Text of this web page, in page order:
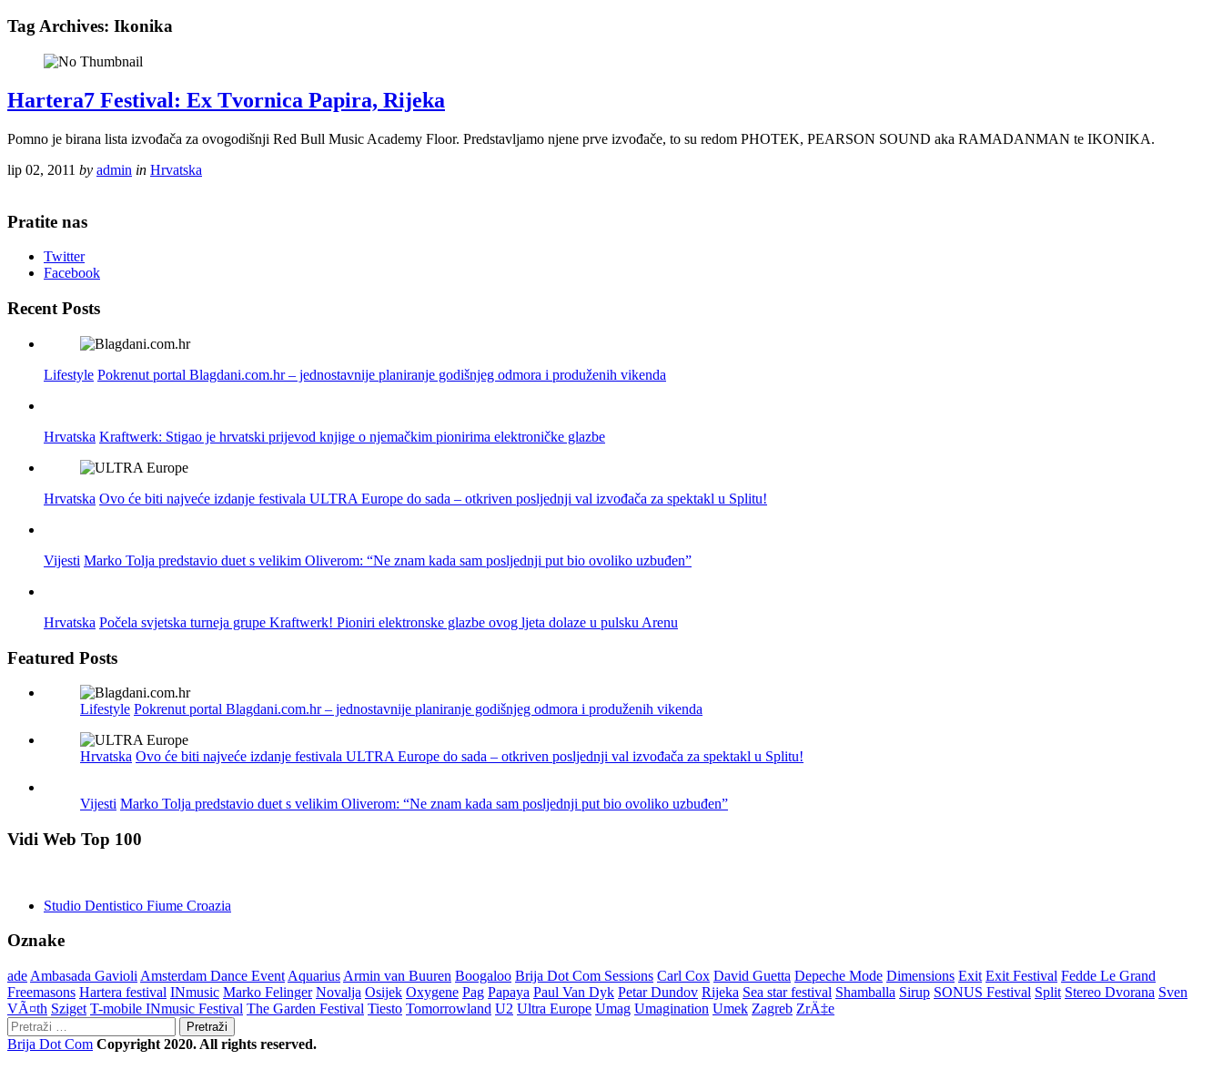
Tag Archives: Ikonika
Hartera7 Festival: Ex Tvornica Papira, Rijeka
Pomno je birana lista izvođača za ovogodišnji Red Bull Music Academy Floor. Predstavljamo njene prve izvođače, to su redom PHOTEK, PEARSON SOUND aka RAMADANMAN te IKONIKA.
lip 02, 2011 by admin in Hrvatska
Pratite nas
Twitter
Facebook
Recent Posts
Lifestyle Pokrenut portal Blagdani.com.hr – jednostavnije planiranje godišnjeg odmora i produženih vikenda
Hrvatska Kraftwerk: Stigao je hrvatski prijevod knjige o njemačkim pionirima elektroničke glazbe
Hrvatska Ovo će biti najveće izdanje festivala ULTRA Europe do sada – otkriven posljednji val izvođača za spektakl u Splitu!
Vijesti Marko Tolja predstavio duet s velikim Oliverom: “Ne znam kada sam posljednji put bio ovoliko uzbuđen”
Hrvatska Počela svjetska turneja grupe Kraftwerk! Pioniri elektronske glazbe ovog ljeta dolaze u pulsku Arenu
Featured Posts
Lifestyle Pokrenut portal Blagdani.com.hr – jednostavnije planiranje godišnjeg odmora i produženih vikenda
Hrvatska Ovo će biti najveće izdanje festivala ULTRA Europe do sada – otkriven posljednji val izvođača za spektakl u Splitu!
Vijesti Marko Tolja predstavio duet s velikim Oliverom: “Ne znam kada sam posljednji put bio ovoliko uzbuđen”
Vidi Web Top 100
Studio Dentistico Fiume Croazia
Oznake
ade Ambasada Gavioli Amsterdam Dance Event Aquarius Armin van Buuren Boogaloo Brija Dot Com Sessions Carl Cox David Guetta Depeche Mode Dimensions Exit Exit Festival Fedde Le Grand
Freemasons Hartera festival INmusic Marko Felinger Novalja Osijek Oxygene Pag Papaya Paul Van Dyk Petar Dundov Rijeka Sea star festival Shamballa Sirup SONUS Festival Split Stereo Dvorana Sven
VÃ¤th Sziget T-mobile INmusic Festival The Garden Festival Tiesto Tomorrowland U2 Ultra Europe Umag Umagination Umek Zagreb ZrÄ‡e
Pretraži:
Brija Dot Com Copyright 2020. All rights reserved.